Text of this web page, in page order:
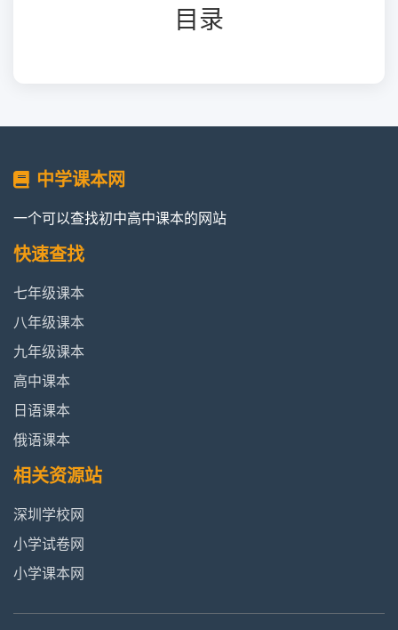
目录
中学课本网
一个可以查找初中高中课本的网站
快速查找
七年级课本
八年级课本
九年级课本
高中课本
日语课本
俄语课本
相关资源站
深圳学校网
小学试卷网
小学课本网